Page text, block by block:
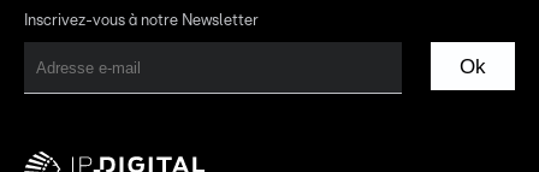
Inscrivez-vous à notre Newsletter
Ok